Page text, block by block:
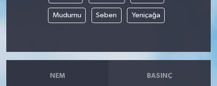
Mudurnu Seben Yeniçağa
NEM BASINÇ